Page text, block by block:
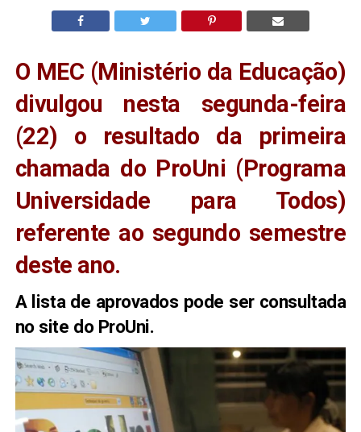
O MEC (Ministério da Educação)
divulgou nesta segunda-feira
(22) o resultado da primeira
chamada do ProUni (Programa
Universidade para Todos)
referente ao segundo semestre
deste ano.
A lista de aprovados pode ser consultada
no site do ProUni.